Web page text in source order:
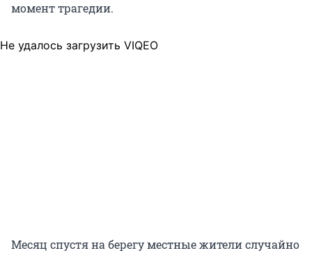
момент трагедии.
Не удалось загрузить VIQEO
Месяц спустя на берегу местные жители случайно